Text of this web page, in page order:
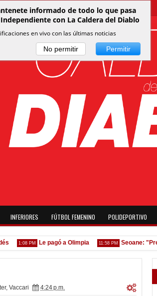
INFERIORES FÚTBOL FEMENINO POLIDEPORTIVO
1:08 PM Le pagó a Olimpia 11:58 PM Seoane: "Prefiero
, Vaccari 4:24 p.m.
informado de todo lo que pasa
con La Caldera del Diablo
en vivo con las últimas noticias
No permitir Permitir